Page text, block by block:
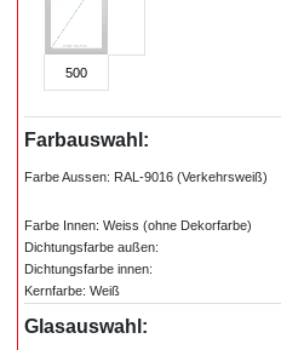
500
Farbauswahl:
Farbe Aussen: RAL-9016 (Verkehrsweiß)
Farbe Innen: Weiss (ohne Dekorfarbe)
Dichtungsfarbe außen:
Dichtungsfarbe innen:
Kernfarbe: Weiß
Glasauswahl: